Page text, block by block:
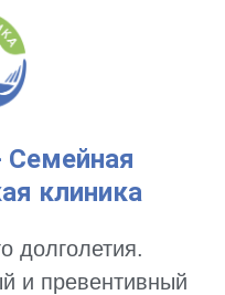
клиника
долголетия.
и превентивный